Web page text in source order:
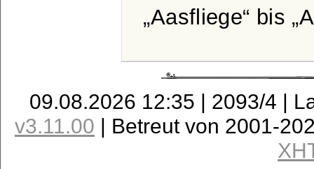
Aasfliege
bis
09.08.2026 12:35 | 2093/4 |
v3.11.00 | Betreut von 2001-